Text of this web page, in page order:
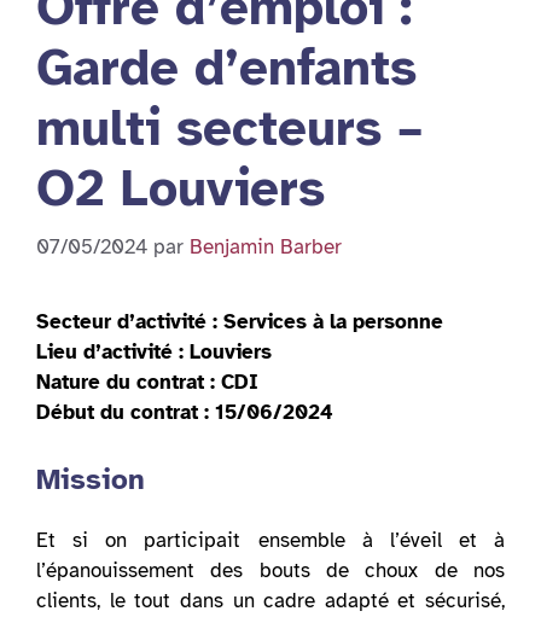
Garde d’enfants
multi secteurs –
O2 Louviers
07/05/2024 par Benjamin Barber
Secteur d’activité : Services à la personne
Lieu d’activité : Louviers
Nature du contrat : CDI
Début du contrat : 15/06/2024
Mission
Et si on participait ensemble à l’éveil et à
l’épanouissement des bouts de choux de nos
clients, le tout dans un cadre adapté et sécurisé,